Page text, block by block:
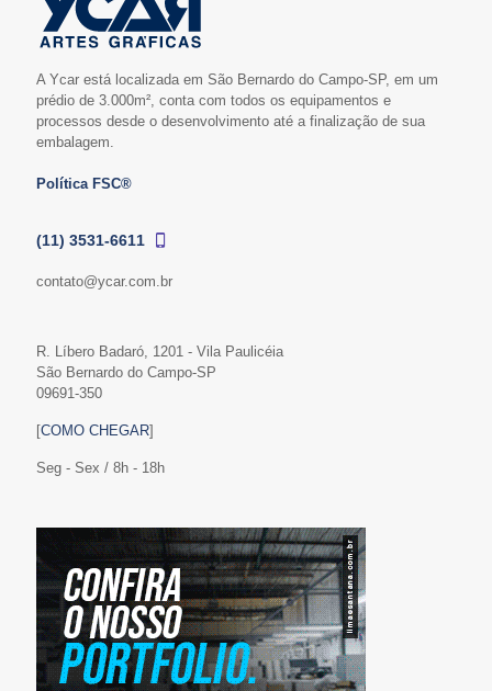
A Ycar está localizada em São Bernardo do Campo-SP, em um
prédio de 3.000m², conta com todos os equipamentos e
processos desde o desenvolvimento até a finalização de sua
embalagem.
Política FSC®
(11) 3531-6611
contato@ycar.com.br
R. Líbero Badaró, 1201 - Vila Paulicéia
São Bernardo do Campo-SP
09691-350
[COMO CHEGAR]
Seg - Sex / 8h - 18h